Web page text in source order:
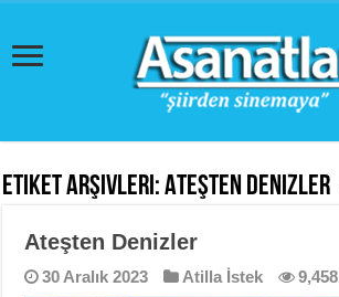
Etiket Arşivleri:Ateşten Denizler
Ateşten Denizler
30 Aralık 2023 Atilla İstek 9,458